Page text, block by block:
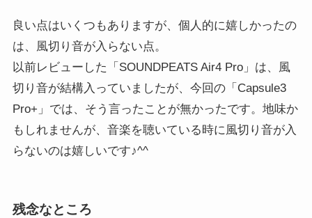
良い点はいくつもありますが、個人的に嬉しかったの
は、風切り音が入らない点。
以前レビューした「SOUNDPEATS Air4 Pro」は、風
切り音が結構入っていましたが、今回の「Capsule3
Pro+」では、そう言ったことが無かったです。地味か
もしれませんが、音楽を聴いている時に風切り音が入
らないのは嬉しいです♪^^
残念なところ